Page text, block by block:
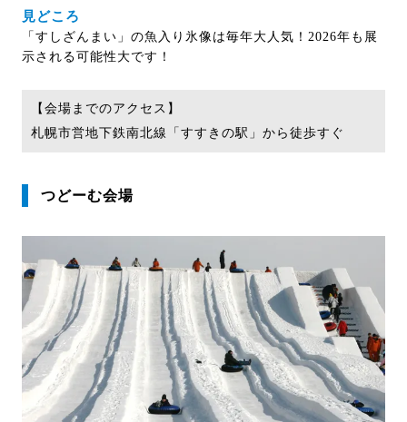
見どころ
「すしざんまい」の魚入り氷像は毎年大人気！2026年も展
示される可能性大です！
【会場までのアクセス】
札幌市営地下鉄南北線「すすきの駅」から徒歩すぐ
つどーむ会場